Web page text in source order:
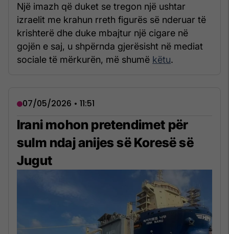
Një imazh që duket se tregon një ushtar
izraelit me krahun rreth figurës së nderuar të
krishterë dhe duke mbajtur një cigare në
gojën e saj, u shpërnda gjerësisht në mediat
sociale të mërkurën, më shumë këtu.
07/05/2026 • 11:51
Irani mohon pretendimet për
sulm ndaj anijes së Koresë së
Jugut